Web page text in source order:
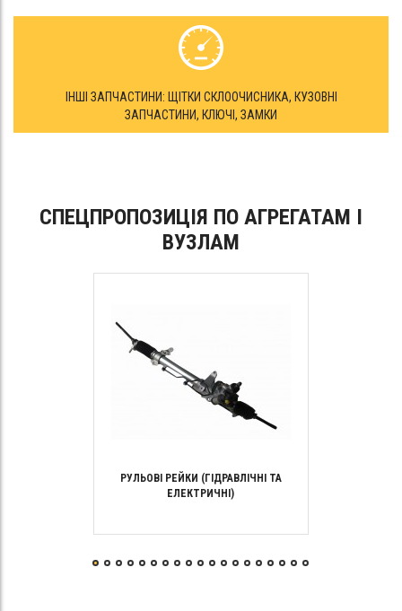
ІНШІ ЗАПЧАСТИНИ: ЩІТКИ СКЛООЧИСНИКА, КУЗОВНІ
ЗАПЧАСТИНИ, КЛЮЧІ, ЗАМКИ
СПЕЦПРОПОЗИЦІЯ ПО АГРЕГАТАМ І
ВУЗЛАМ
РУЛЬОВІ РЕЙКИ (ГІДРАВЛІЧНІ ТА
ЕЛЕКТРИЧНІ)